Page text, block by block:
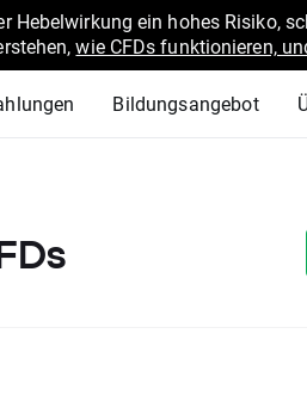
ein hohes Risiko,
wie CFDs funktionieren,
Bildungsangebot